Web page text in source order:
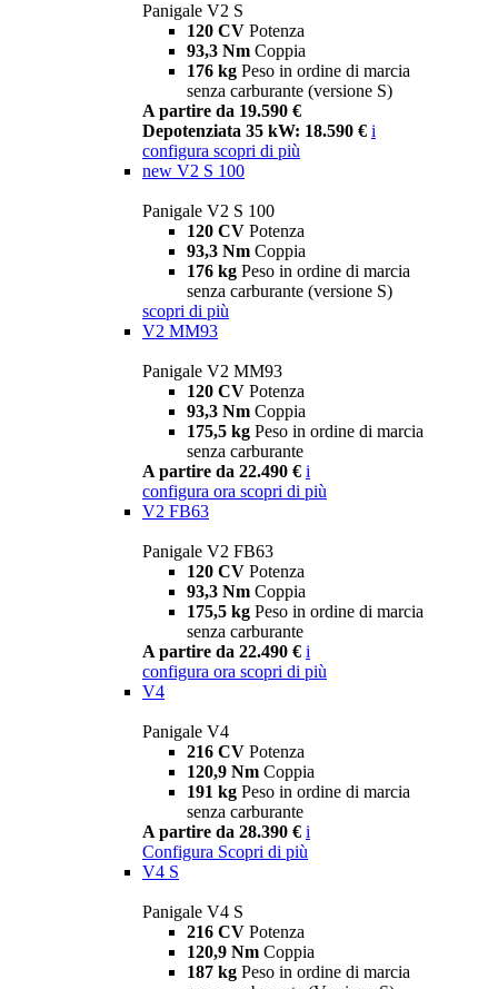
Panigale V2 S
120 CV Potenza
93,3 Nm Coppia
176 kg Peso in ordine di marcia
senza carburante (versione S)
A partire da 19.590 €
Depotenziata 35 kW: 18.590 € i
configura scopri di più
new V2 S 100
Panigale V2 S 100
120 CV Potenza
93,3 Nm Coppia
176 kg Peso in ordine di marcia
senza carburante (versione S)
scopri di più
V2 MM93
Panigale V2 MM93
120 CV Potenza
93,3 Nm Coppia
175,5 kg Peso in ordine di marcia
senza carburante
A partire da 22.490 € i
configura ora scopri di più
V2 FB63
Panigale V2 FB63
120 CV Potenza
93,3 Nm Coppia
175,5 kg Peso in ordine di marcia
senza carburante
A partire da 22.490 € i
configura ora scopri di più
V4
Panigale V4
216 CV Potenza
120,9 Nm Coppia
191 kg Peso in ordine di marcia
senza carburante
A partire da 28.390 € i
Configura Scopri di più
V4 S
Panigale V4 S
216 CV Potenza
120,9 Nm Coppia
187 kg Peso in ordine di marcia